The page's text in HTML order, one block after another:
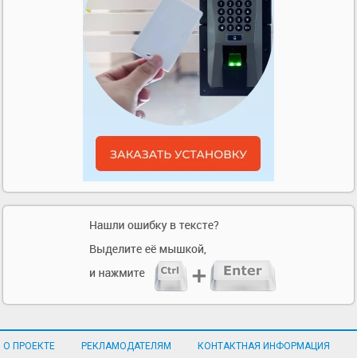
О ПРОЕКТЕ РЕКЛАМОДАТЕЛЯМ КОНТАКТНАЯ ИНФОРМАЦИЯ